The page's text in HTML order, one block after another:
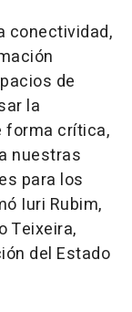
conectividad,
de
la
forma crítica,
nuestras
para los
Iuri Rubim,
Teixeira,
del Estado